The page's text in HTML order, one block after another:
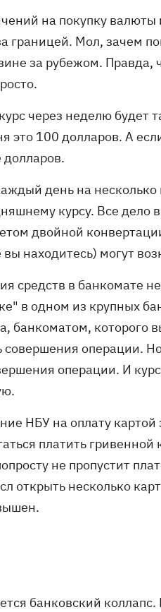
на покупку валюты
границей. Мол, зачем
за рубежом.
через неделю будет
это 100 долларов. А
долларов.
день на несколько
курсу. Все дело
двойной
находитесь) могут
средств в банкомате
в одном из крупных
банкоматом, которого
операции.
операции. И
НБУ на оплату
платить
не пропустит
открыть несколько
банковский